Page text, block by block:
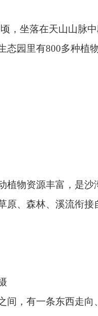
富，是沙湾市生物多样
溪流衔接自然，视野无
东西走向、面积约
，毡房点点，来这里，
来的旅人。